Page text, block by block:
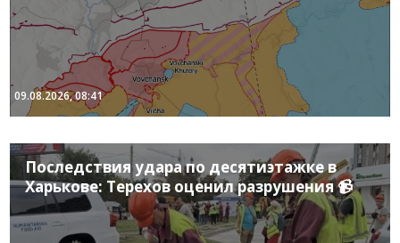
09.08.2026, 08:41
Последствия удара по десятиэтажке в
Харькове: Терехов оценил разрушения 📹